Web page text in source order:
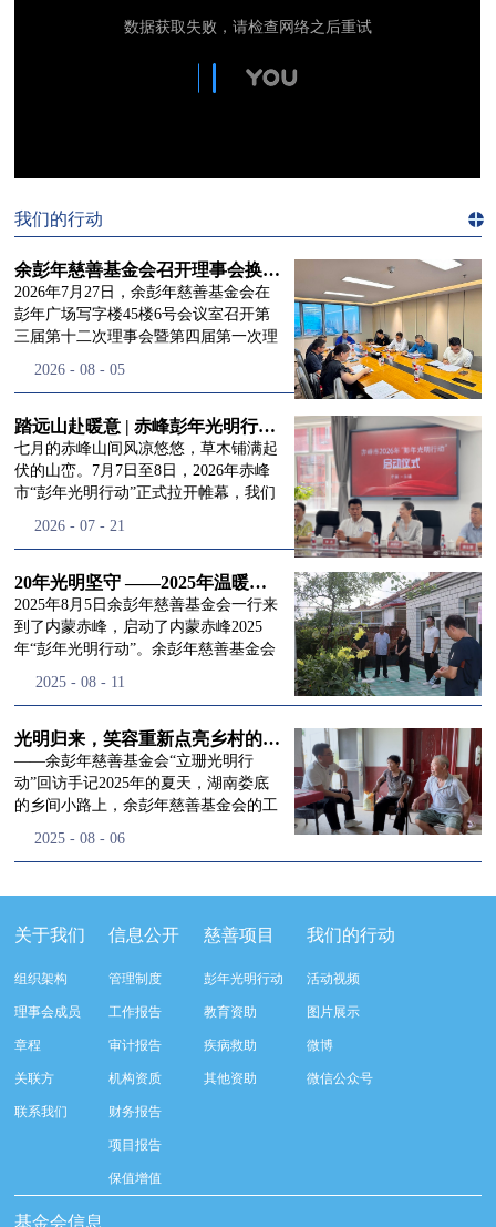
我们的行动
余彭年慈善基金会召开理事会换届会议
2026年7月27日，余彭年慈善基金会在
彭年广场写字楼45楼6号会议室召开第
三届第十二次理事会暨第四届第一次理
徐滨先生；副理事长兼秘书长彭志兵先
生、李玲辉先生、郭启兴先生及梅鑫先
生，现场列席人员:监事孙海跃先生，联
合党支部书记曾层同志。本次会议由理
事长徐滨主持，会议出席人数超过理事
换届会议严格按照基金会章程规定流程
同回顾了基金会过往任期内在助学兴
教、医疗救助、公益事业普惠等多个领
域深耕耕耘的公益历程，充分肯定了第
三届理事会全体成员多年来接续付出的
民、济世利人"的慈善理念所做出的突
流程，完成了新一届治理层的选举任
命，全新的第四届理事会正式组建完
成：选举彭志兵、徐滨、彭新英、李
栋、李玲辉、郭启兴、梅鑫为余彭年慈
余彭年慈善基金会第四届理事会监事。
徐滨先生当选余彭年慈善基金会第四届
先生依次为新一任理事长徐滨先生及秘
新起点上，基金会将始终坚守创立初
心，继续沿着余彭年先生的慈善足迹稳
步前行：一方面将持续巩固已有的品牌
公益项目优势，把帮扶资源更精准地向
索适配新时代公益环境的创新路径，联
动更多社会爱心力量，搭建更透明、更
阔的角落，用实际行动践行"取之于社
会、用之于社会"的公益承诺。未来，
余彭年慈善基金会将在新一届理事会的
带领下，以更饱满的热忱投身公益慈善
2026 - 08 - 05
踏远山赴暖意 | 赤峰彭年光明行动启程，入户回访接住乡亲眼底的光亮
七月的赤峰山间风凉悠悠，草木铺满起
伏的山峦。7月7日至8日，2026年赤峰
市“彭年光明行动”正式拉开帷幕，我们
土地，赴一场延续了二十一年的光明之
残联唐婷婷理事长到场参与本次启动活
动，由衷肯定了基金会坚持二十一年深
耕光明帮扶的坚守，也向长久奔走推进
项目的我们表达了谢意。二十一年时光
市与县域，一趟趟奔赴偏远地区，只为
景，这份认可，也让我们更加笃定前行
的脚步。启动仪式落幕之后，我们没有
即刻返程，联合赤峰市残联的工作人
员、专业医护队伍走入乡间小路，随机
小路弯弯曲曲，两边是繁茂的林木，我
家中。简朴的乡村民居陈设简单，老人
往日家中大大小小的农活，全都压在了
老伴一人肩上。此前季爷爷的左眼早已
彻底失明，卧床的日子里视野一片昏
暗，行动受限再加上双目近乎失明，老
人常常对往后的生活满心忧虑。得益于
去年项目开展的右眼手术，如今他的右
眼重获视力，平日里能够看清手机屏
幕，简单的日常起居也可以自己打理不
少。聊天的时候季爷爷语气满是庆
幸：“本来走路就不利索，要是双眼都
看不见，真的不敢设想往后的日子。现
2026 - 07 - 21
20年光明坚守 ——2025年温暖启程“彭年光明行动”内蒙赤峰
2025年8月5日余彭年慈善基金会一行来
到了内蒙赤峰，启动了内蒙赤峰2025
年“彭年光明行动”。余彭年慈善基金会
欣以及余彭年慈善基金会志愿者姜颖妍
峰市残联理事长孙德欣对我们“彭年光
明行动”给予了高度的肯定，他表示“彭
年光明行动”不仅仅是帮助白内障患者
恢复光明，最重要的是减轻了患者家庭
事业的生动体现。随后余彭年慈善基金
光明行动”在内蒙的点点滴滴，并希望
覆盖，加强术后随访与科普宣传，同时
仪式后余彭年慈善基金会一行实地探访
了项目实施的一线情况，详细了解了患
流程就诊环节。 探访结束后，我们一行
开始对参与项目的患者进行了随机的回
项目的患者进行了随机的回访。居住在
松山区三道井子村的王奶奶左眼一直视
检查治疗。村里的赵书记在走访过程中
2025 - 08 - 11
光明归来，笑容重新点亮乡村的角落
——余彭年慈善基金会“立珊光明行
动”回访手记2025年的夏天，湖南娄底
的乡间小路上，余彭年慈善基金会的工
着一份特别的牵挂，走进了一个个普通
曾经被白内障困扰的老人，在接受
发生了怎样的变化。“现在能看清菜苗
来到涟源市渡头塘乡洪家村。72岁的曾
爷爷正在自家菜地里忙碌。他曾是村里
见，另一只眼睛的视力也越来越差。以
前，他看不清鱼塘的水位，也分不清菜
术后，眼睛亮堂多了！”老人笑着说。
现在，他能清楚地看到鱼塘里鱼儿游动
杂草。尽管手部有残疾，但他在田埂上
2025 - 08 - 06
们的行
动
道>>
关于我们
组织架构
理事会成员
章程
关联方
联系我们
信息公开
管理制度
工作报告
审计报告
机构资质
财务报告
项目报告
保值增值
慈善项目
彭年光明行动
教育资助
疾病救助
其他资助
我们的行动
活动视频
图片展示
微博
微信公众号
基金会信息